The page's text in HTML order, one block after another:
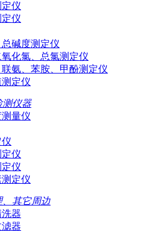
仪
仪
碱度测定仪
化氯、总氯测定仪
氨、苯胺、甲酚测定仪
定仪
测仪器
量仪
仪
仪
仪
定仪
、其它周边
器
器